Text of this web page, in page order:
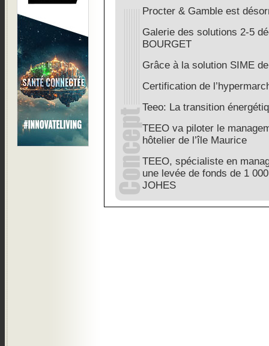
Procter & Gamble est
Galerie des solutions 2-5
BOURGET
Grâce à la solution SIME
Certification de
Teeo: La transition
TEEO va piloter le
hôtelier de l’île Maurice
TEEO, spécialiste en
une levée de fonds de 1
JOHES